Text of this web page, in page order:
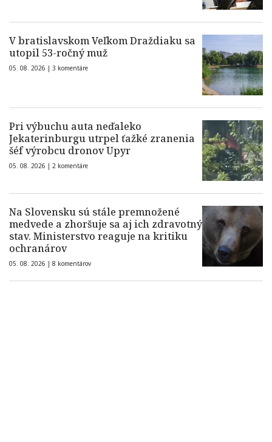
V bratislavskom Veľkom Draždiaku sa
utopil 53-ročný muž
05. 08. 2026 | 3 komentáre
Pri výbuchu auta neďaleko
Jekaterinburgu utrpel ťažké zranenia
šéf výrobcu dronov Upyr
05. 08. 2026 | 2 komentáre
Na Slovensku sú stále premnožené
medvede a zhoršuje sa aj ich zdravotný
stav. Ministerstvo reaguje na kritiku
ochranárov
05. 08. 2026 | 8 komentárov